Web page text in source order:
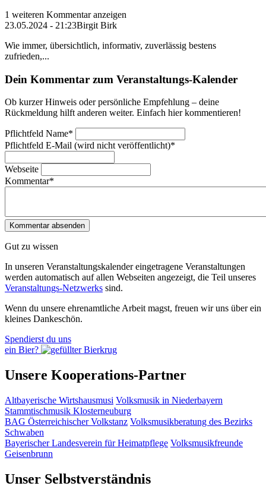
1 weiteren Kommentar anzeigen
23.05.2024 - 21:23Birgit Birk
Wie immer, übersichtlich, informativ, zuverlässig bestens
zufrieden,...
Dein Kommentar zum Veranstaltungs-Kalender
Ob kurzer Hinweis oder persönliche Empfehlung – deine
Rückmeldung hilft anderen weiter. Einfach hier kommentieren!
Pflichtfeld Name*
Pflichtfeld E-Mail (wird nicht veröffentlicht)*
Webseite
Kommentar*
Gut zu wissen
In unseren Veranstaltungskalender eingetragene Veranstaltungen
werden automatisch auf allen Webseiten angezeigt, die Teil unseres
Veranstaltungs-Netzwerks sind.
Wenn du unsere ehrenamtliche Arbeit magst, freuen wir uns über ein
kleines Dankeschön.
Spendierst du uns
ein Bier?
Unsere Kooperations-Partner
Altbayerische Wirtshausmusi Volksmusik in Niederbayern
Stammtischmusik Klosterneuburg
BAG Österreichischer Volkstanz Volksmusikberatung des Bezirks
Schwaben
Bayerischer Landesverein für Heimatpflege Volksmusikfreunde
Geisenbrunn
Unser Selbstverständnis